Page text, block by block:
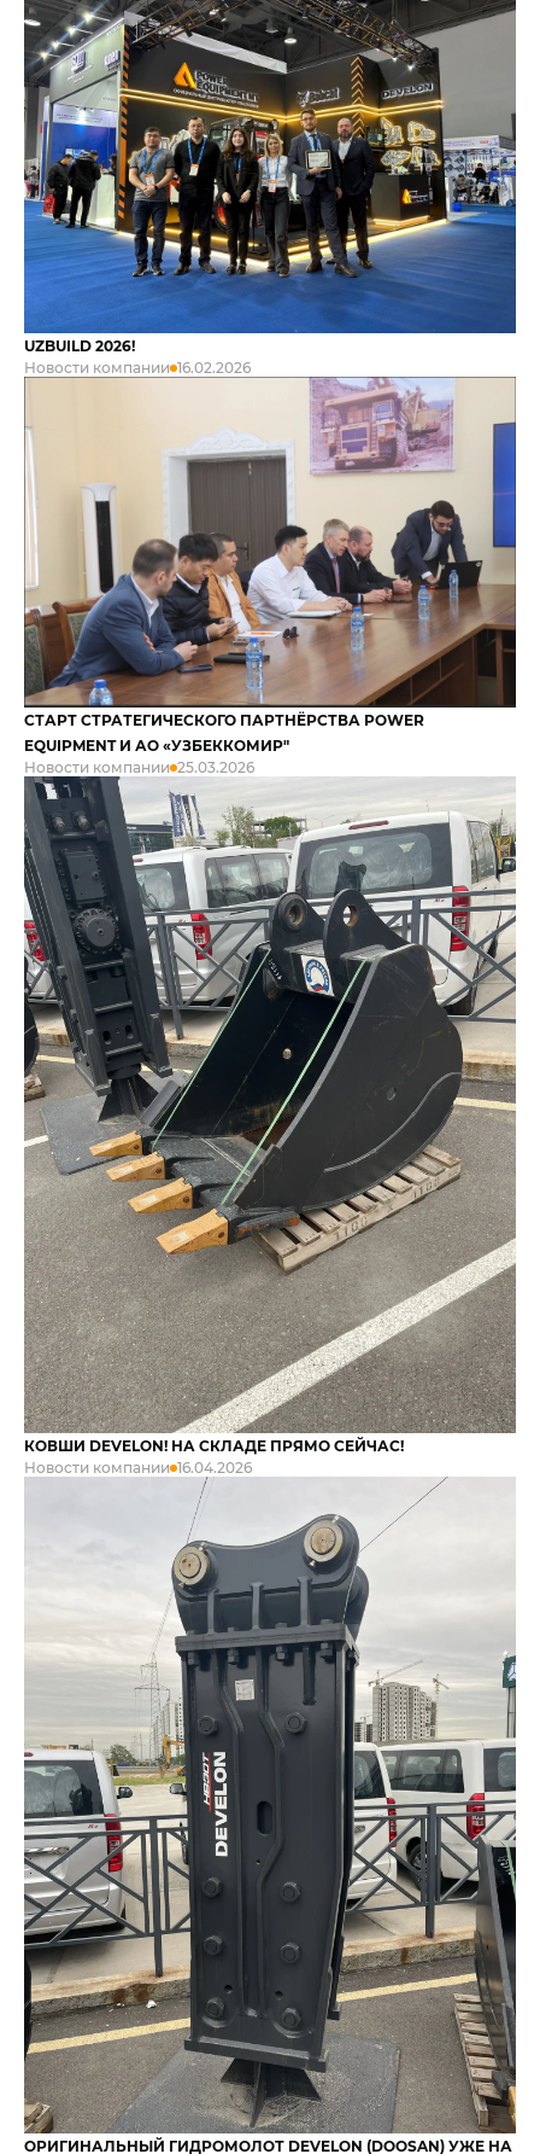
UZBUILD 2026!
Новости компании 16.02.2026
СТАРТ СТРАТЕГИЧЕСКОГО ПАРТНЁРСТВА POWER
EQUIPMENT И АО «УЗБЕККОМИР"
Новости компании 25.03.2026
КОВШИ DEVELON! НА СКЛАДЕ ПРЯМО СЕЙЧАС!
Новости компании 16.04.2026
ОРИГИНАЛЬНЫЙ ГИДРОМОЛОТ DEVELON (DOOSAN) УЖЕ НА
ОСТАВЬТЕ ЗАЯВКУ И НАШИ ЭКСПЕРТЫ
ОТВЕТЯТ НА ВСЕ ИНТЕРЕСУЮЩИЕ ВАС
ВОПРОСЫ
ВАШЕ ИМЯ
ВВЕДИТЕ ТЕЛЕФОН
+998
ОТПРАВИТЬ